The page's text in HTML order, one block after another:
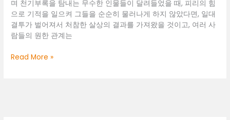
며 천기부록을 탐내는 무수한 인물들이 달려들었을 때, 피리의 힘
으로 기적을 일으켜 그들을 순순히 물러나게 하지 않았다면, 일대
결투가 벌어져서 처참한 살상의 결과를 가져왔을 것이고, 여러 사
람들의 원한 관계는
둔
Read More »